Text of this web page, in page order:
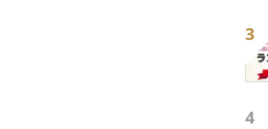
3
4